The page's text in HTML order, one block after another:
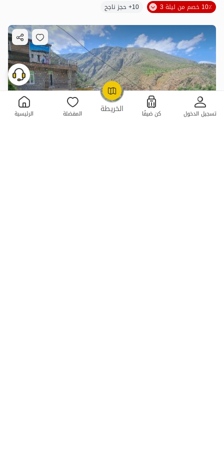
الخريطة تسجيل الدخول كن ضيفًا المفضلة الرئيسية
OpenStreetMap
10٪ خصم من ليلة 3
10+ حجز ناجح